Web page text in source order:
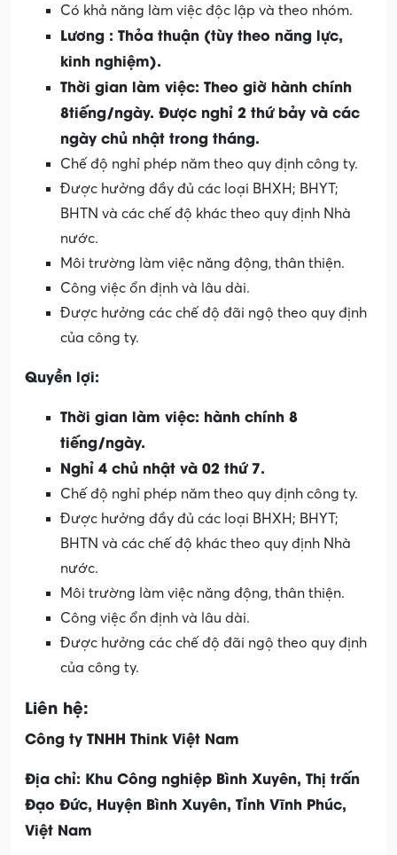
Có khả năng làm việc độc lập và theo nhóm.
Lương : Thỏa thuận (tùy theo năng lực,
kinh nghiệm).
Thời gian làm việc: Theo giờ hành chính
8tiếng/ngày. Được nghỉ 2 thứ bảy và các
ngày chủ nhật trong tháng.
Chế độ nghỉ phép năm theo quy định công ty.
Được hưởng đầy đủ các loại BHXH; BHYT;
BHTN và các chế độ khác theo quy định Nhà
nước.
Môi trường làm việc năng động, thân thiện.
Công việc ổn định và lâu dài.
Được hưởng các chế độ đãi ngộ theo quy định
của công ty.
Quyền lợi:
Thời gian làm việc: hành chính 8
tiếng/ngày.
Nghỉ 4 chủ nhật và 02 thứ 7.
Chế độ nghỉ phép năm theo quy định công ty.
Được hưởng đầy đủ các loại BHXH; BHYT;
BHTN và các chế độ khác theo quy định Nhà
nước.
Môi trường làm việc năng động, thân thiện.
Công việc ổn định và lâu dài.
Được hưởng các chế độ đãi ngộ theo quy định
của công ty.
Liên hệ:
Công ty TNHH Think Việt Nam
Địa chỉ: Khu Công nghiệp Bình Xuyên, Thị trấn
Đạo Đức, Huyện Bình Xuyên, Tỉnh Vĩnh Phúc,
Việt Nam